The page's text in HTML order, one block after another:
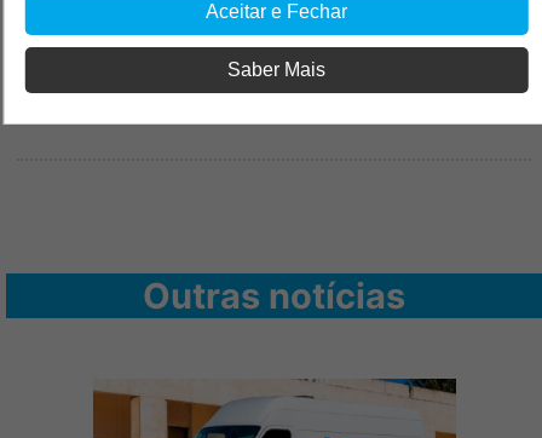
Outras notícias
Aceitar e Fechar
Saber Mais